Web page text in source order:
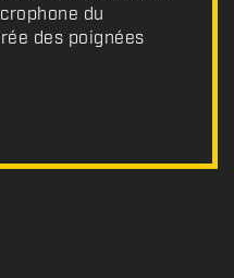
du
des poignées